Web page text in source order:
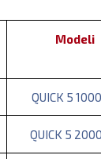
Modeli
QUICK 5
QUICK 5